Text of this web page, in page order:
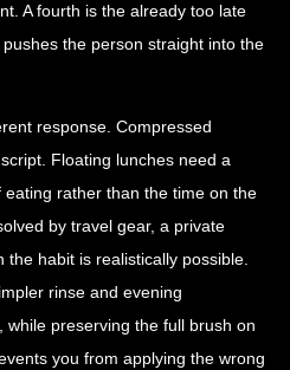
A fourth is the already too late
the person straight into the
response. Compressed
Floating lunches need a
rather than the time on the
by travel gear, a private
the habit is realistically possible.
rinse and evening
preserving the full brush on
you from applying the wrong